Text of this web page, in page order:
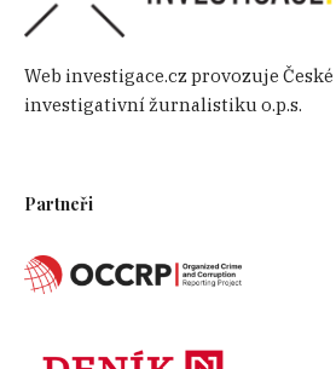
Web investigace.cz provozuje
investigativní žurnalistiku o.p.s.
Partneři